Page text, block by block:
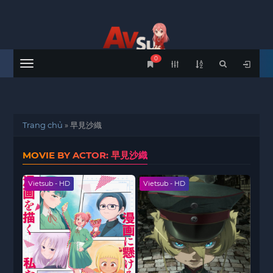
Menu
0
Trang chủ »早見沙織
MOVIE BY ACTOR: 早見沙織
Vietsub - HD Vietsub - HD